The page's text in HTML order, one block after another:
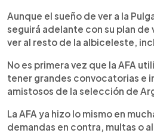
Aunque el sueño de ver a la
seguirá adelante con su plan de
ver al resto de la albiceleste,
No es primera vez que la AFA
tener grandes convocatorias e
amistosos de la selección de
La AFA ya hizo lo mismo en
demandas en contra, multas o